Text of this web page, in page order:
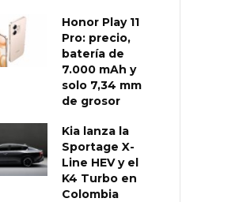
Honor Play 11
Pro: precio,
batería de
7.000 mAh y
solo 7,34 mm
de grosor
Kia lanza la
Sportage X-
Line HEV y el
K4 Turbo en
Colombia